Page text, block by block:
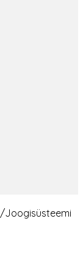
/Joogisüsteemi